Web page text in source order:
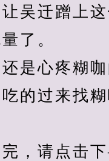
吴迁蹭上
了。
心疼糊咖
的过来找糊
请点击